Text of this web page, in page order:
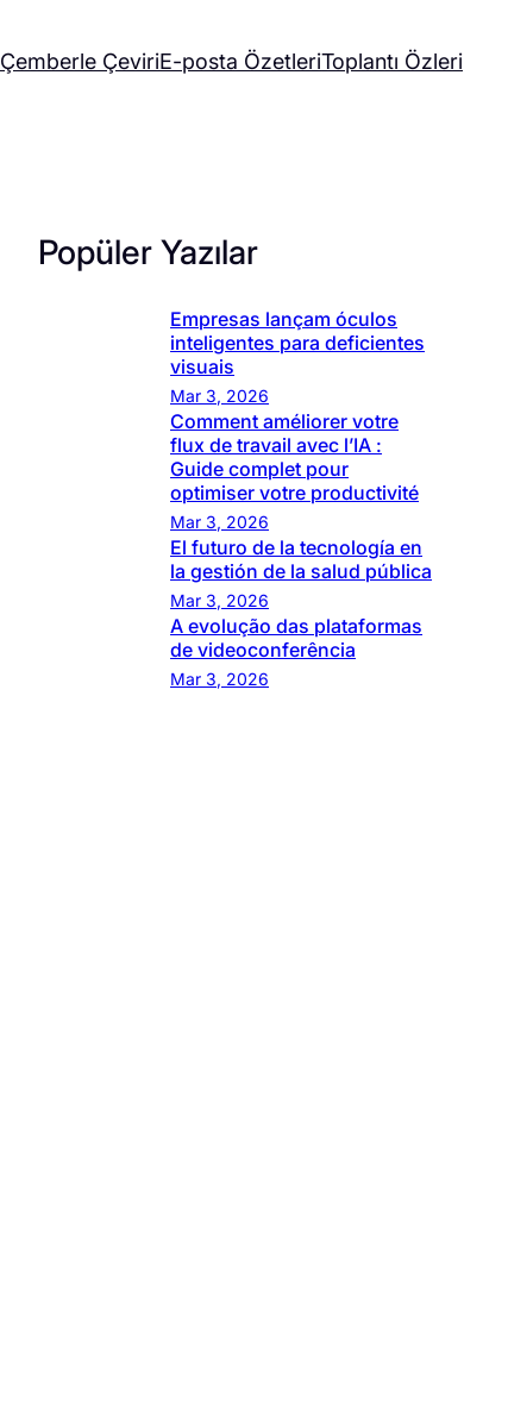
Çemberle ÇeviriE-posta ÖzetleriToplantı Özleri
Popüler Yazılar
Empresas lançam óculos
inteligentes para deficientes
visuais
Mar 3, 2026
Comment améliorer votre
flux de travail avec l’IA :
Guide complet pour
optimiser votre productivité
Mar 3, 2026
El futuro de la tecnología en
la gestión de la salud pública
Mar 3, 2026
A evolução das plataformas
de videoconferência
Mar 3, 2026